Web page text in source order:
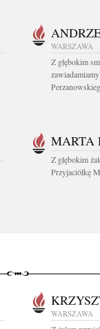
WARSZAWA
Z głębokim
MARTA
Z głębokim
Przyjaciółkę
WARSZAWA